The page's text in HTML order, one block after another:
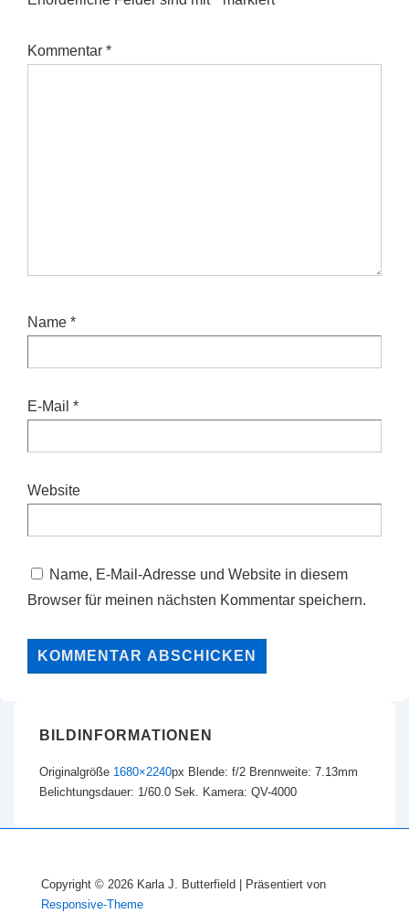
Kommentar *
Name *
E-Mail *
Website
Name, E-Mail-Adresse und Website in diesem
Browser für meinen nächsten Kommentar speichern.
BILDINFORMATIONEN
Originalgröße 1680×2240px Blende: f/2 Brennweite: 7.13mm
Belichtungsdauer: 1/60.0 Sek. Kamera: QV-4000
Copyright © 2026 Karla J. Butterfield | Präsentiert von
Responsive-Theme